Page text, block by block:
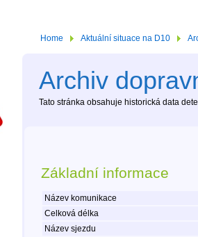
Home Aktuální situace na D10
Archiv
Tato stránka obsahuje historická data
Základní informace
Název komunikace
Celková délka
Název sjezdu